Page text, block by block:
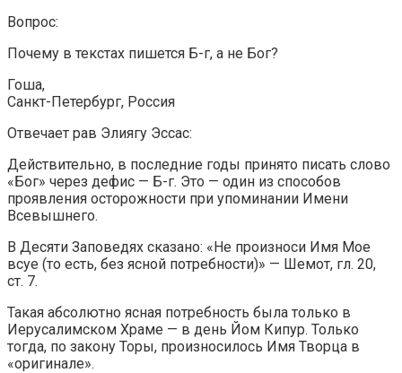
Вопрос:
Почему в текстах пишется Б-г, а не Бог?
Гоша,
Санкт-Петербург, Россия
Отвечает рав Элиягу Эссас:
Действительно, в последние годы принято писать слово
«Бог» через дефис — Б-г. Это — один из способов
проявления осторожности при упоминании Имени
Всевышнего.
В Десяти Заповедях сказано: «Не произноси Имя Мое
всуе (то есть, без ясной потребности)» — Шемот, гл. 20,
ст. 7.
Такая абсолютно ясная потребность была только в
Иерусалимском Храме — в день Йом Кипур. Только
тогда, по закону Торы, произносилось Имя Творца в
«оригинале».